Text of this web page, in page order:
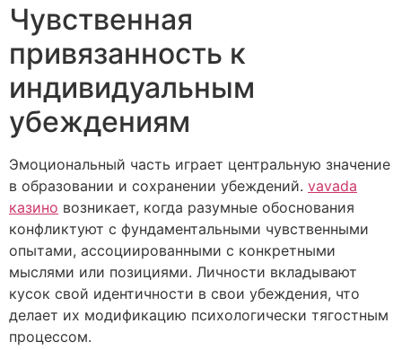
Чувственная
привязанность к
индивидуальным
убеждениям
Эмоциональный часть играет центральную значение
в образовании и сохранении убеждений. vavada
казино возникает, когда разумные обоснования
конфликтуют с фундаментальными чувственными
опытами, ассоциированными с конкретными
мыслями или позициями. Личности вкладывают
кусок свой идентичности в свои убеждения, что
делает их модификацию психологически тягостным
процессом.